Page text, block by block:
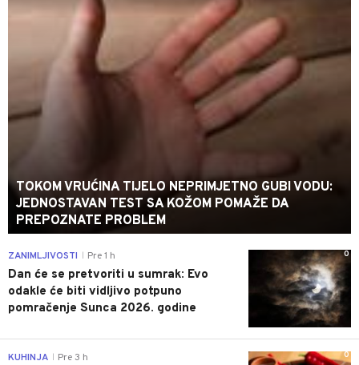
TOKOM VRUĆINA TIJELO NEPRIMJETNO GUBI VODU:
JEDNOSTAVAN TEST SA KOŽOM POMAŽE DA
PREPOZNATE PROBLEM
0
ZANIMLJIVOSTI Pre 1 h
Dan će se pretvoriti u sumrak: Evo
odakle će biti vidljivo potpuno
pomračenje Sunca 2026. godine
0
KUHINJA Pre 3 h